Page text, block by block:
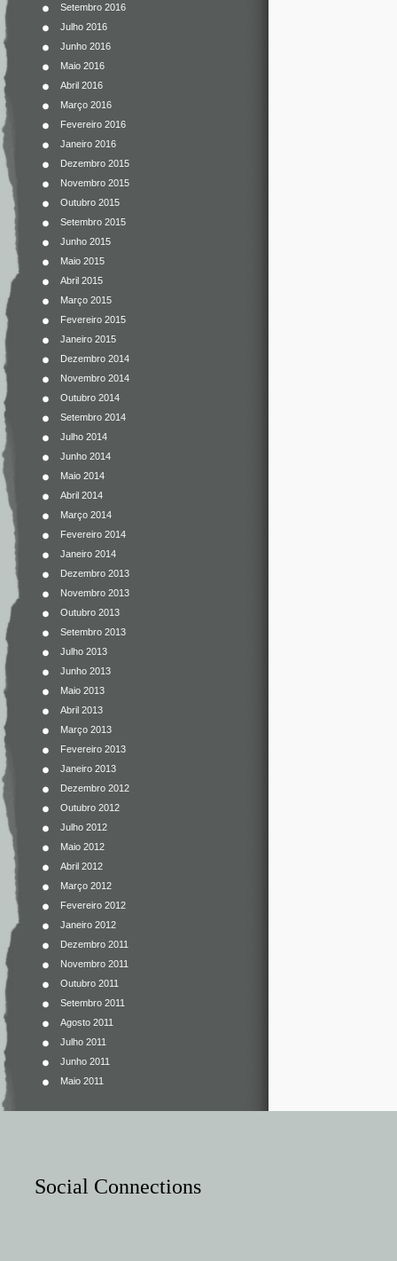
Setembro 2016
Julho 2016
Junho 2016
Maio 2016
Abril 2016
Março 2016
Fevereiro 2016
Janeiro 2016
Dezembro 2015
Novembro 2015
Outubro 2015
Setembro 2015
Junho 2015
Maio 2015
Abril 2015
Março 2015
Fevereiro 2015
Janeiro 2015
Dezembro 2014
Novembro 2014
Outubro 2014
Setembro 2014
Julho 2014
Junho 2014
Maio 2014
Abril 2014
Março 2014
Fevereiro 2014
Janeiro 2014
Dezembro 2013
Novembro 2013
Outubro 2013
Setembro 2013
Julho 2013
Junho 2013
Maio 2013
Abril 2013
Março 2013
Fevereiro 2013
Janeiro 2013
Dezembro 2012
Outubro 2012
Julho 2012
Maio 2012
Abril 2012
Março 2012
Fevereiro 2012
Janeiro 2012
Dezembro 2011
Novembro 2011
Outubro 2011
Setembro 2011
Agosto 2011
Julho 2011
Junho 2011
Maio 2011
Social Connections